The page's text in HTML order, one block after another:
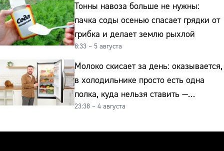
Тонны навоза больше не нужны:
пачка соды осенью спасает грядки от
грибка и делает землю рыхлой
8:33 – 5 августа
Молоко скисает за день: оказывается,
в холодильнике просто есть одна
полка, куда нельзя ставить —
превращает свежие продукты
23:38 – 4 августа